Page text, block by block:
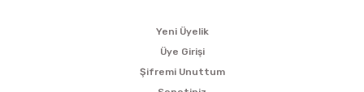
Yeni Üyelik
Üye Girişi
Şifremi Unuttum